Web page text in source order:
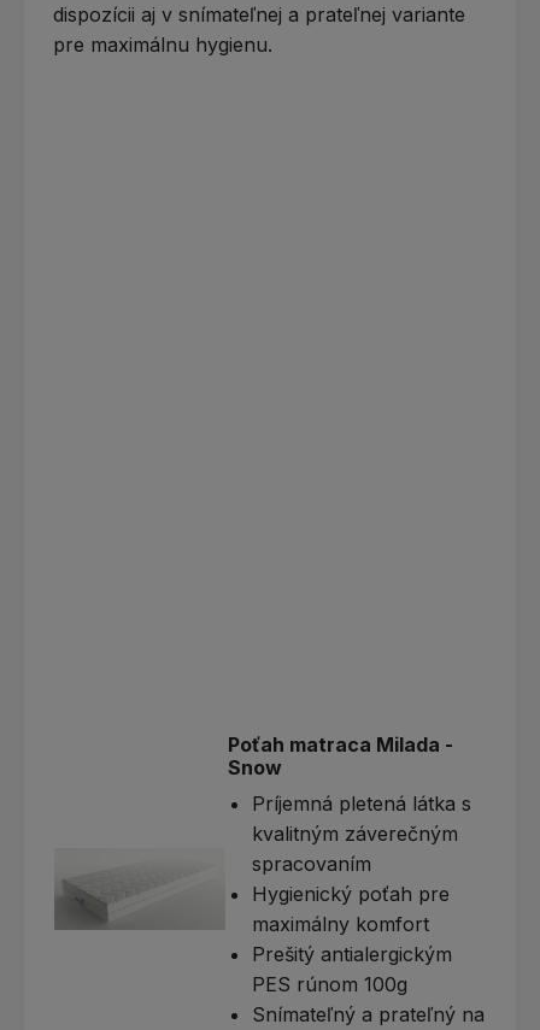
dispozícii aj v snímateľnej a prateľnej variante
pre maximálnu hygienu.
Poťah matraca Milada -
Snow
Príjemná pletená látka s
kvalitným záverečným
spracovaním
Hygienický poťah pre
maximálny komfort
Prešitý antialergickým
PES rúnom 100g
Snímateľný a prateľný na